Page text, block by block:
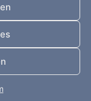
Kontakt